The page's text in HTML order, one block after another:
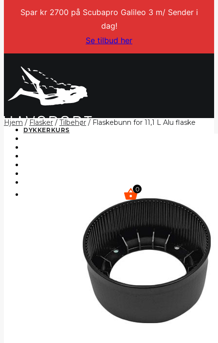
Spar kr 2700 på Scubapro Galileo 3 m/ Sender i
dag!
Se tilbud her
DYKKERKURS
0
Hjem / Flasker / Tilbehør / Flaskebunn for 11,1 L Alu flaske